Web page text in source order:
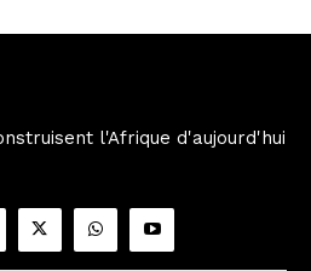
l'Afrique d'aujourd'hui